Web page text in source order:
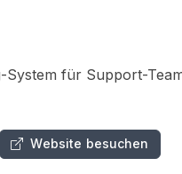
System für Support-
Website besuchen